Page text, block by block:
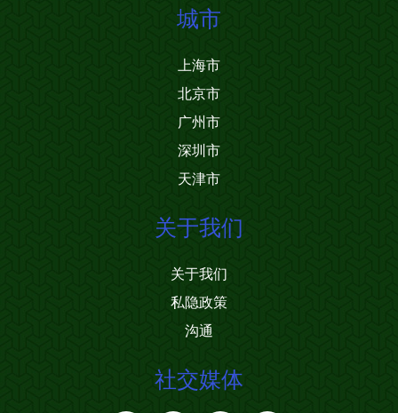
城市
上海市
北京市
广州市
深圳市
天津市
关于我们
关于我们
私隐政策
沟通
社交媒体